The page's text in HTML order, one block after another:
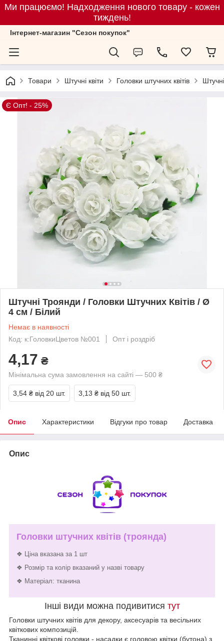
Ми працюємо! Надходження нового товару - кожен
тиждень!
Iнтернет-магазин "Сезон покупок"
Товари Штучні квіти Головки штучних квітів
Є Опт! - 25%
Штучні Троянди / Головки Штучних Квітів / Ø
4 см / Білий
Немає в наявності
Код: к:ГоловкиЦветов №001
Опт і роздріб
4,17 ₴
Мінімальна сума замовлення на сайті — 500 ₴
3,54 ₴ від 20 шт. 3,13 ₴ від 50 шт.
Опис Характеристики Відгуки про товар Доставка
Опис
Головки штучних квітів (троянда)
❖ Ціна вказана за 1 шт
❖ Розмір та колір вказаний у назві товару
❖ Матеріал: тканина
Інші види можна подивитися тут
Головки штучних квітів для декору, аксесуарів та весільних
квіткових композицій.
Тканинні квіткові головки - насадки є головою квітки (бутона) з